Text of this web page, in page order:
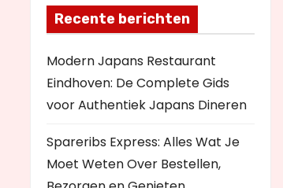
Recente berichten
Modern Japans Restaurant
Eindhoven: De Complete Gids
voor Authentiek Japans Dineren
Spareribs Express: Alles Wat Je
Moet Weten Over Bestellen,